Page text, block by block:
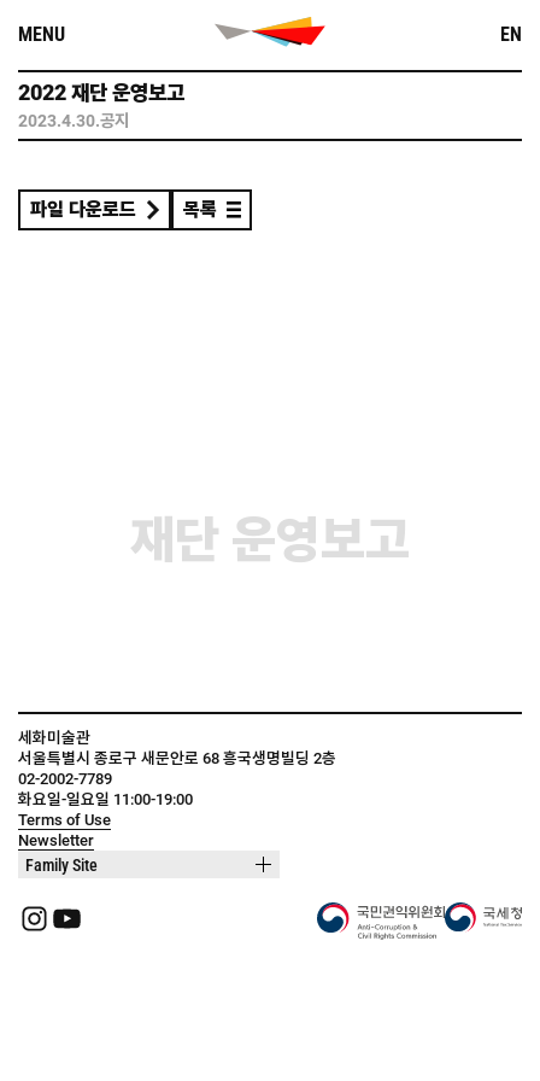
content
EN
MENU
재단 운영보고
2022 재단 운영보고
공지
2023.4.30.
파일 다운로드 목록
세화미술관
서울특별시 종로구 새문안로 68 흥국생명빌딩 2층
02-2002-7789
화요일-일요일 11:00-19:00
Terms of Use
Newsletter
Family Site
Instagram
YouTube